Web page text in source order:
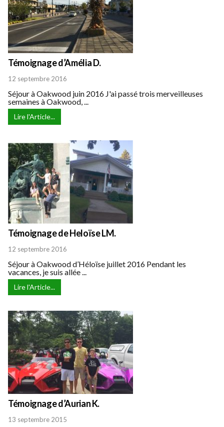
Témoignage d’Amélia D.
12 septembre 2016
Séjour à Oakwood juin 2016 J'ai passé trois merveilleuses
semaines à Oakwood, ...
Lire l'Article...
Témoignage de Heloïse LM.
12 septembre 2016
Séjour à Oakwood d’Héloïse juillet 2016 Pendant les
vacances, je suis allée ...
Lire l'Article...
Témoignage d’Aurian K.
13 septembre 2015